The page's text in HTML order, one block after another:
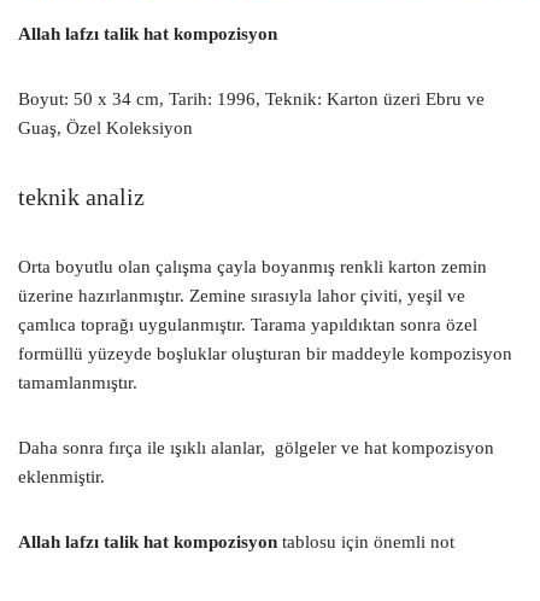
Allah lafzı talik hat kompozisyon
Boyut: 50 x 34 cm, Tarih: 1996, Teknik: Karton üzeri Ebru ve
Guaş, Özel Koleksiyon
teknik analiz
Orta boyutlu olan çalışma çayla boyanmış renkli karton zemin
üzerine hazırlanmıştır. Zemine sırasıyla lahor çiviti, yeşil ve
çamlıca toprağı uygulanmıştır. Tarama yapıldıktan sonra özel
formüllü yüzeyde boşluklar oluşturan bir maddeyle kompozisyon
tamamlanmıştır.
Daha sonra fırça ile ışıklı alanlar, gölgeler ve hat kompozisyon
eklenmiştir.
Allah lafzı talik hat kompozisyon tablosu için önemli not